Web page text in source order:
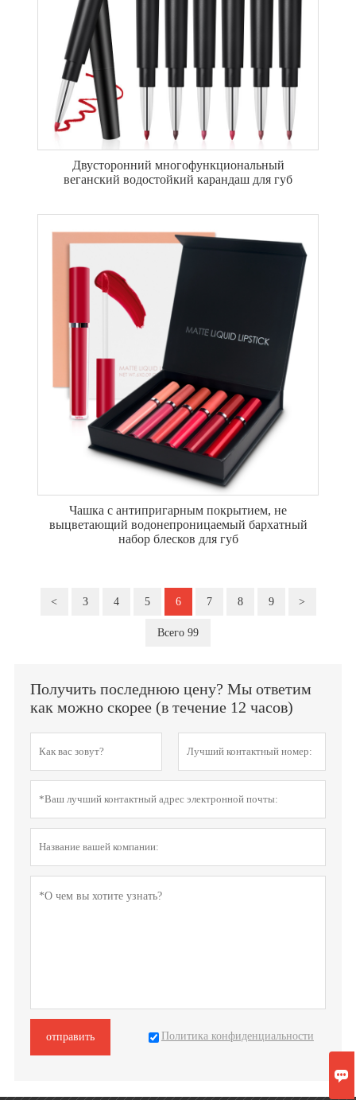
Двусторонний многофункциональный
веганский водостойкий карандаш для губ
Чашка с антипригарным покрытием, не
выцветающий водонепроницаемый бархатный
набор блесков для губ
< 3 4 5 6 7 8 9 >
Всего 99
Получить последнюю цену? Мы ответим
как можно скорее (в течение 12 часов)
отправить Политика конфиденциальности
